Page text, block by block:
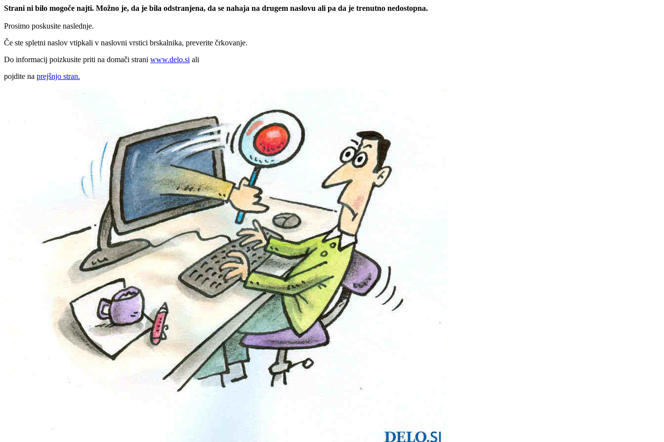
Strani ni bilo mogoče najti. Možno je, da je bila odstranjena, da se nahaja na drugem naslovu ali pa da je trenutno nedostopna.
Prosimo poskusite naslednje.
Če ste spletni naslov vtipkali v naslovni vrstici brskalnika, preverite črkovanje.
Do informacij poizkusite priti na domači strani www.delo.si ali
pojdite na prejšnjo stran.